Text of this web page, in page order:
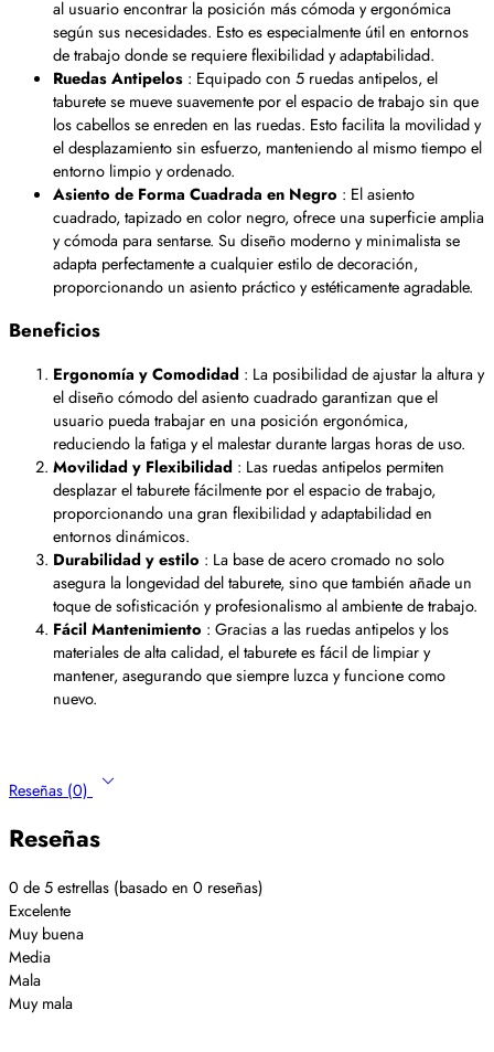
al usuario encontrar la posición más cómoda y ergonómica
según sus necesidades. Esto es especialmente útil en entornos
de trabajo donde se requiere flexibilidad y adaptabilidad.
Ruedas Antipelos : Equipado con 5 ruedas antipelos, el
taburete se mueve suavemente por el espacio de trabajo sin que
los cabellos se enreden en las ruedas. Esto facilita la movilidad y
el desplazamiento sin esfuerzo, manteniendo al mismo tiempo el
entorno limpio y ordenado.
Asiento de Forma Cuadrada en Negro : El asiento
cuadrado, tapizado en color negro, ofrece una superficie amplia
y cómoda para sentarse. Su diseño moderno y minimalista se
adapta perfectamente a cualquier estilo de decoración,
proporcionando un asiento práctico y estéticamente agradable.
Beneficios
Ergonomía y Comodidad : La posibilidad de ajustar la altura y
el diseño cómodo del asiento cuadrado garantizan que el
usuario pueda trabajar en una posición ergonómica,
reduciendo la fatiga y el malestar durante largas horas de uso.
Movilidad y Flexibilidad : Las ruedas antipelos permiten
desplazar el taburete fácilmente por el espacio de trabajo,
proporcionando una gran flexibilidad y adaptabilidad en
entornos dinámicos.
Durabilidad y estilo : La base de acero cromado no solo
asegura la longevidad del taburete, sino que también añade un
toque de sofisticación y profesionalismo al ambiente de trabajo.
Fácil Mantenimiento : Gracias a las ruedas antipelos y los
materiales de alta calidad, el taburete es fácil de limpiar y
mantener, asegurando que siempre luzca y funcione como
nuevo.
Reseñas (0)
Reseñas
0 de 5 estrellas (basado en 0 reseñas)
Excelente
Muy buena
Media
Mala
Muy mala